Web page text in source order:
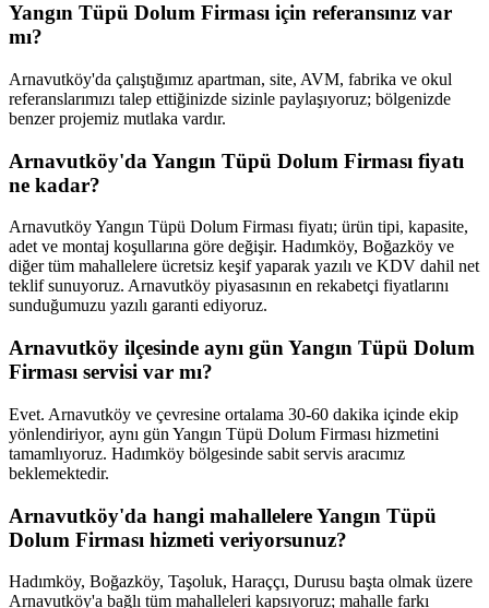
Yangın Tüpü Dolum Firması için referansınız var
mı?
Arnavutköy'da çalıştığımız apartman, site, AVM, fabrika ve okul
referanslarımızı talep ettiğinizde sizinle paylaşıyoruz; bölgenizde
benzer projemiz mutlaka vardır.
Arnavutköy'da Yangın Tüpü Dolum Firması fiyatı
ne kadar?
Arnavutköy Yangın Tüpü Dolum Firması fiyatı; ürün tipi, kapasite,
adet ve montaj koşullarına göre değişir. Hadımköy, Boğazköy ve
diğer tüm mahallelere ücretsiz keşif yaparak yazılı ve KDV dahil net
teklif sunuyoruz. Arnavutköy piyasasının en rekabetçi fiyatlarını
sunduğumuzu yazılı garanti ediyoruz.
Arnavutköy ilçesinde aynı gün Yangın Tüpü Dolum
Firması servisi var mı?
Evet. Arnavutköy ve çevresine ortalama 30-60 dakika içinde ekip
yönlendiriyor, aynı gün Yangın Tüpü Dolum Firması hizmetini
tamamlıyoruz. Hadımköy bölgesinde sabit servis aracımız
beklemektedir.
Arnavutköy'da hangi mahallelere Yangın Tüpü
Dolum Firması hizmeti veriyorsunuz?
Hadımköy, Boğazköy, Taşoluk, Haraççı, Durusu başta olmak üzere
Arnavutköy'a bağlı tüm mahalleleri kapsıyoruz; mahalle farkı